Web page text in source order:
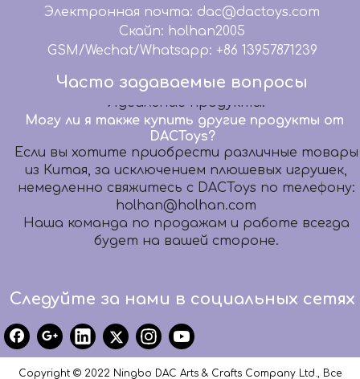
Электронная почта: dac@dactoys.com
Скайп: holhan2005
GSM/Wechat/Whatsapp: +86 13957871239
Часто задаваемые вопросы
обслуживание: графический дизайн, 3D-
моделирование, дизайн упаковки, бумажный
шаблон, разработку образцов, дизайн
микросхем, помогаем вашей команде
дизайнеров передать ваши волшебные идеи
Идеальные продукты.
Могу ли я также купить другие продукты от
DACToys?
Если вы хотите приобрести различные товары
из Китая, за исключением плюшевых игрушек,
немедленно свяжитесь с DACToys по телефону:
holhan@holhan.com
Наша команда по продажам и работе всегда
будет на вашей стороне.
Мы предлагаем высококачественные услуги
время мы предлагаем комплексное
обслуживание: графический дизайн, 3D-
моделирование, дизайн упаковки, бумажный
Следуйте за нами в социальных сетях
Copyright © 2022 Ningbo DAC Arts & Crafts Company Ltd., Все